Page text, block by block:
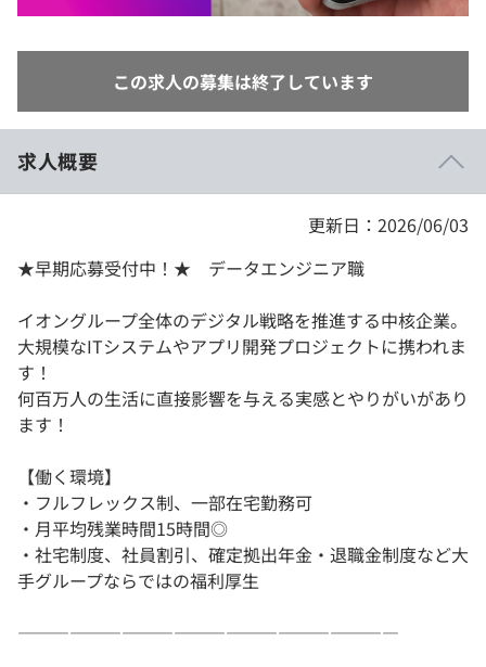
学校向けプラン
この求人の募集は終了しています
求人概要
更新日：2026/06/03
★早期応募受付中！★ データエンジニア職
イオングループ全体のデジタル戦略を推進する中核企業。
大規模なITシステムやアプリ開発プロジェクトに携われま
す！
何百万人の生活に直接影響を与える実感とやりがいがあり
ます！
【働く環境】
・フルフレックス制、一部在宅勤務可
・月平均残業時間15時間◎
・社宅制度、社員割引、確定拠出年金・退職金制度など大
手グループならではの福利厚生
――――――――――――――――――――――